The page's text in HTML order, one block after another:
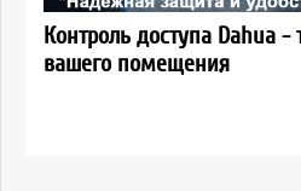
Контроль доступа Dahua -
вашего помещения